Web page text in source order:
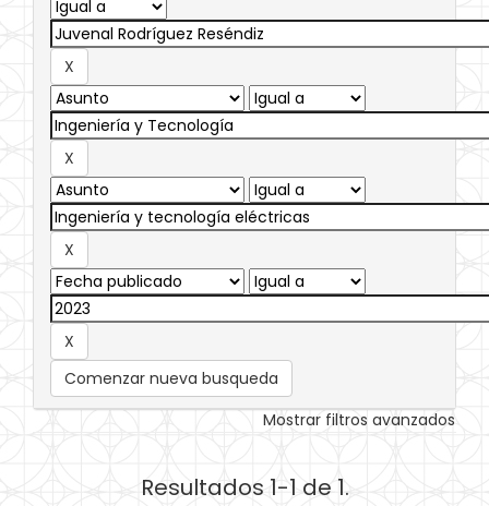
Comenzar nueva busqueda
Mostrar filtros avanzados
Resultados 1-1 de 1.